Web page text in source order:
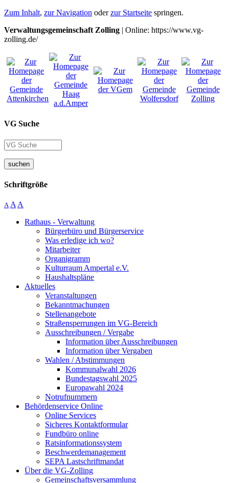
Zum Inhalt, zur Navigation oderzur Startseite springen.
Verwaltungsgemeinschaft Zolling | Online: https://www.vg-
zolling.de/
VG Suche
suchen
Schriftgröße
A A A
Rathaus - Verwaltung
Bürgerbüro und Bürgerservice
Was erledige ich wo?
Mitarbeiter
Organigramm
Kulturraum Ampertal e.V.
Haushaltspläne
Aktuelles
Veranstaltungen
Bekanntmachungen
Stellenangebote
Straßensperrungen im VG-Bereich
Ausschreibungen / Vergabe
Information über Ausschreibungen
Information über Vergaben
Wahlen / Abstimmungen
Kommunalwahl 2026
Bundestagswahl 2025
Europawahl 2024
Notrufnummern
Behördenservice Online
Online Services
Sicheres Kontaktformular
Fundbüro online
Ratsinformationssystem
Beschwerdemanagement
SEPA Lastschriftmandat
Über die VG-Zolling
Gemeinschaftsversammlung